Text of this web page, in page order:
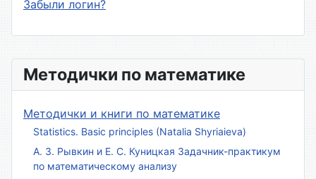
Методички по математике
Методички и книги по математике
Statistics. Basic principles (Natalia Shyriaieva)
А. З. Рывкин и Е. С. Куницкая Задачник-практикум
по математическому анализу
Забыли логин?